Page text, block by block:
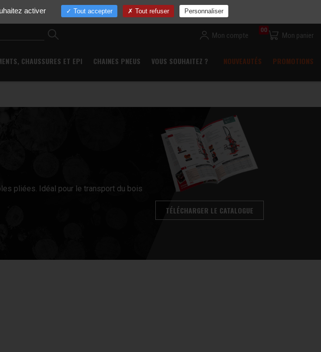
Pièces détachées Occasions Devenir revendeur Commande rapide
Mon compte Mon panier
00
CHAUSSURES ET EPI CHAINES PNEUS VOUS SOUHAITEZ ? NOUVEAUTÉS PROMOTIONS
pliées. Idéal pour le transport du bois
TÉLÉCHARGER LE CATALOGUE
activer Tout accepter Tout refuser Personnaliser